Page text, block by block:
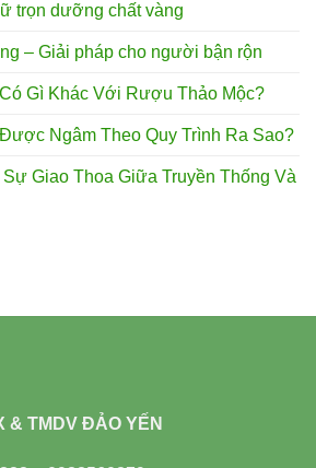
trọn dưỡng chất vàng
– Giải pháp cho người bận rộn
Gì Khác Với Rượu Thảo Mộc?
Ngâm Theo Quy Trình Ra Sao?
Giao Thoa Giữa Truyền Thống Và
& TMDV ĐẢO YẾN